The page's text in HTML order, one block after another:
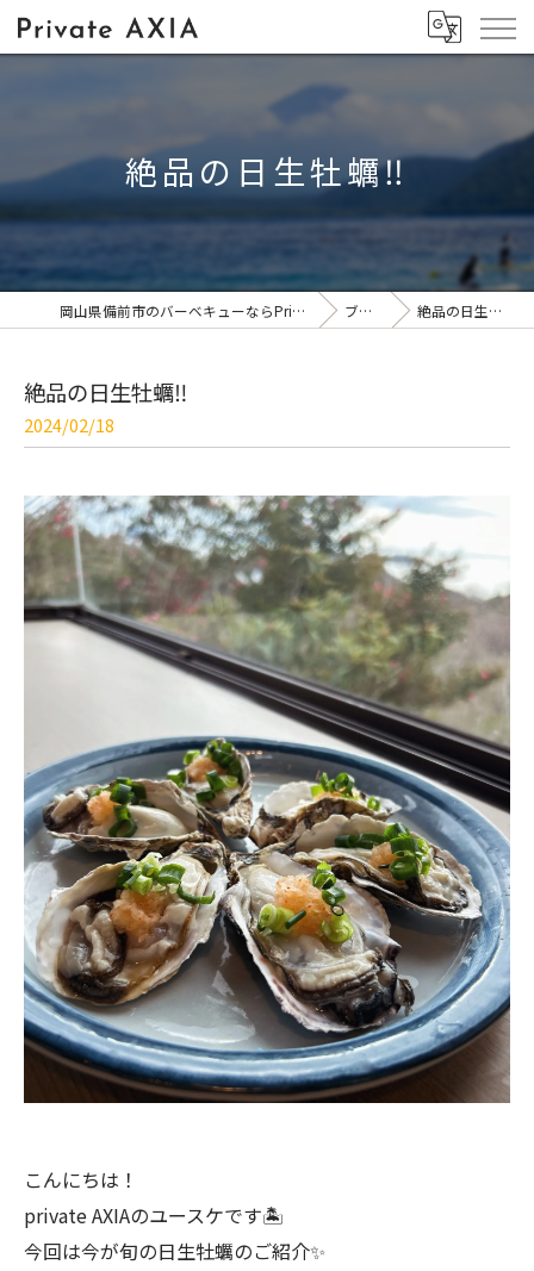
絶品の日生牡蠣‼️
岡山県備前市のバーベキューならPrivate AXIA ブログ 絶品の日生牡蠣‼️
絶品の日生牡蠣‼️
2024/02/18
こんにちは！
private AXIAのユースケです🏝️
今回は今が旬の日生牡蠣のご紹介✨